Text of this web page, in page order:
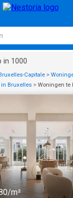
in 1000
Capitale >
in Bruxelles > Woningen te
m²